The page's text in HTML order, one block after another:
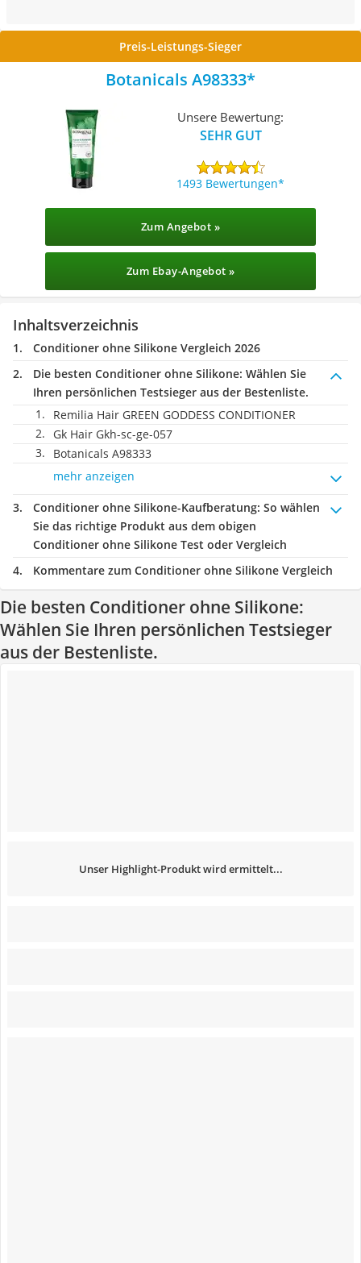
Preis-Leistungs-Sieger
Botanicals A98333
Unsere Bewertung:
SEHR GUT
1493 Bewertungen
Zum Angebot »
Zum Ebay-Angebot »
Inhaltsverzeichnis
Conditioner ohne Silikone Vergleich 2026
Die besten Conditioner ohne Silikone: Wählen Sie
Ihren persönlichen Testsieger aus der Bestenliste.
Remilia Hair GREEN GODDESS CONDITIONER
‎Gk Hair ‎Gkh-sc-ge-057
Botanicals A98333
mehr anzeigen
Conditioner ohne Silikone-Kaufberatung: So wählen
Sie das richtige Produkt aus dem obigen
Conditioner ohne Silikone Test oder Vergleich
Kommentare zum Conditioner ohne Silikone Vergleich
Die besten Conditioner ohne Silikone:
Wählen Sie Ihren persönlichen Testsieger
aus der Bestenliste.
Unser Highlight-Produkt wird ermittelt...